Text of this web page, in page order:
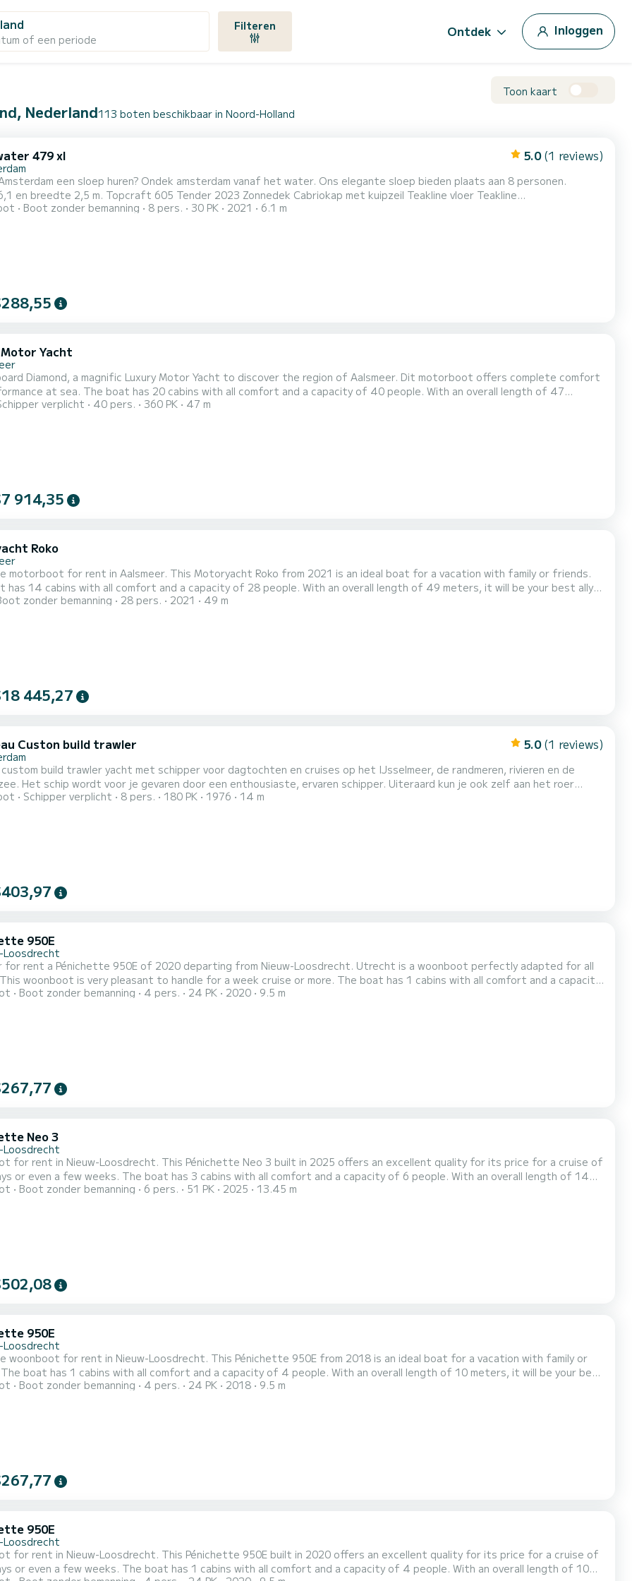
of een periode
Filteren Ontdek Inloggen
Toon kaart
Nederland113 boten beschikbaar in Noord-Holland
479 xl 5.0 (1 reviews)
een sloep huren? Ondek amsterdam vanaf het water. Ons elegante sloep bieden plaats aan 8 personen.
605 Tender 2023 Zonnedek Cabriokap met kuipzeil Teakline vloer Teakline
= €250,- Of hele dag voor 499,- inclusief benzine. Borg 500,- Je moet
Boot zonder bemanning 8 pers. 30 PK 2021 6.1 m
Yacht
Diamond, a magnific Luxury Motor Yacht to discover the region of Aalsmeer. Dit motorboot offers complete comfort
with all comfort and a capacity of 40 people. With an overall length of 47
be your best ally to spend an exceptional vacation on the water in the surroundings of Aalsmeer Voor uw comfort
verplicht 40 pers. 360 PK 47 m
914,35
Roko
motorboot for rent in Aalsmeer. This Motoryacht Roko from 2021 is an ideal boat for a vacation with family or friends.
has 14 cabins with all comfort and a capacity of 28 people. With an overall length of 49 meters, it will be your best ally
vacation on the water in the surroundings of Aalsmeer Het heeft de volgende uitrusting: A/C. For any
zonder bemanning 28 pers. 2021 49 m
445,27
Custon build trawler 5.0 (1 reviews)
custom build trawler yacht met schipper voor dagtochten en cruises op het IJsselmeer, de randmeren, rivieren en de
Het schip wordt voor je gevaren door een enthousiaste, ervaren schipper. Uiteraard kun je ook zelf aan het roer
schip leren varen. Vanaf Amsterdam Centraal Station kun dagtochten maken door het Oostelijk
Schipper verplicht 8 pers. 180 PK 1976 14 m
950E
Loosdrecht
for rent a Pénichette 950E of 2020 departing from Nieuw-Loosdrecht. Utrecht is a woonboot perfectly adapted for all
is very pleasant to handle for a week cruise or more. The boat has 1 cabins with all comfort and a capacity
With an overall length of 10 meters, it will be your best ally to spend an exceptional vacation on the water in the
Boot zonder bemanning 4 pers. 24 PK 2020 9.5 m
Neo 3
Loosdrecht
for rent in Nieuw-Loosdrecht. This Pénichette Neo 3 built in 2025 offers an excellent quality for its price for a cruise of
boat has 3 cabins with all comfort and a capacity of 6 people. With an overall length of 14
will be your best ally to spend an exceptional vacation on the water in the surroundings of Nieuw-Loosdrecht Dit
Boot zonder bemanning 6 pers. 51 PK 2025 13.45 m
950E
Loosdrecht
woonboot for rent in Nieuw-Loosdrecht. This Pénichette 950E from 2018 is an ideal boat for a vacation with family or
an exceptional vacation on the water in the surroundings of Nieuw-Loosdrecht Dit Pénichette 950E is uitgerust
Boot zonder bemanning 4 pers. 24 PK 2018 9.5 m
950E
Loosdrecht
for rent in Nieuw-Loosdrecht. This Pénichette 950E built in 2020 offers an excellent quality for its price for a cruise of
boat has 1 cabins with all comfort and a capacity of 4 people. With an overall length of 10